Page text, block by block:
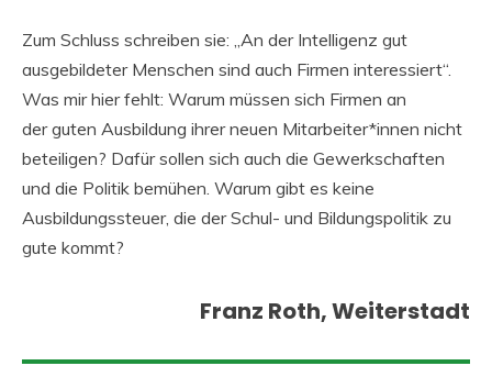
Zum Schluss schreiben sie: „An der Intelligenz gut
ausgebildeter Menschen sind auch Firmen interessiert“.
Was mir hier fehlt: Warum müssen sich Firmen an
der guten Ausbildung ihrer neuen Mitarbeiter*innen nicht
beteiligen? Dafür sollen sich auch die Gewerkschaften
und die Politik bemühen. Warum gibt es keine
Ausbildungssteuer, die der Schul- und Bildungspolitik zu
gute kommt?
Franz Roth, Weiterstadt